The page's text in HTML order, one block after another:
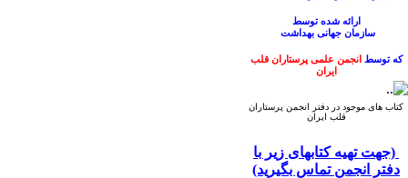
ارائه شدهتوسط
سازمان جهانی بهداشت
که توسطانجمن علمی پرستاران قلب
ایران
کتاب های موجود در دفتر انجمن پرستاران
قلب ایران
(جهت تهیه کتابهای زیر با
دفتر انجمن تماس بگیرید)